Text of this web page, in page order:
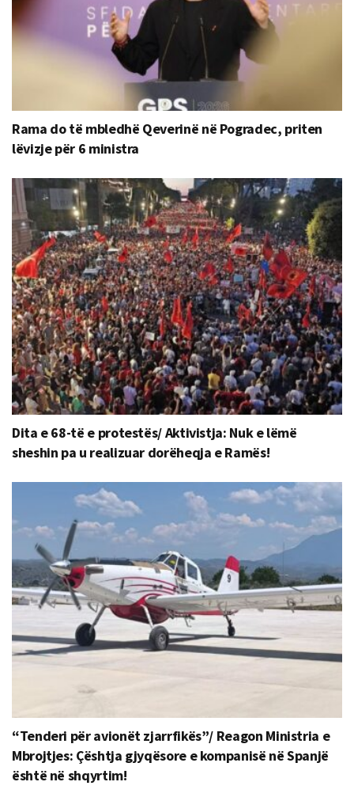
Rama do të mbledhë Qeverinë në Pogradec, priten
lëvizje për 6 ministra
Dita e 68-të e protestës/ Aktivistja: Nuk e lëmë
sheshin pa u realizuar dorëheqja e Ramës!
“Tenderi për avionët zjarrfikës”/ Reagon Ministria e
Mbrojtjes: Çështja gjyqësore e kompanisë në Spanjë
është në shqyrtim!